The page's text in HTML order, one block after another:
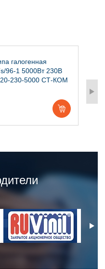
галогенная
96-1 5000Вт 230В
230-5000 СТ-КОМ